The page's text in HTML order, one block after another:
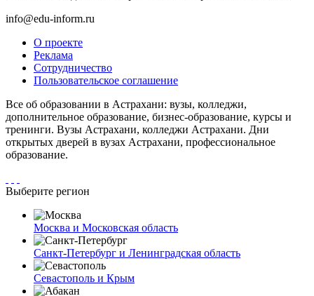
info@edu-inform.ru
О проекте
Реклама
Сотрудничество
Пользовательское соглашение
Все об образовании в Астрахани: вузы, колледжи,
дополнительное образование, бизнес-образование, курсы и
тренинги. Вузы Астрахани, колледжи Астрахани. Дни
открытых дверей в вузах Астрахани, профессиональное
образование.
Выберите регион
Москва и Московская область
Санкт-Петербург и Ленинградская область
Севастополь и Крым